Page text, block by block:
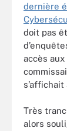
dernière
doit pas
accès
Très
alors